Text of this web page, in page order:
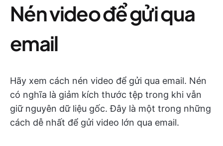
Nén video để gửi qua
email
Hãy xem cách nén video để gửi qua email. Nén
có nghĩa là giảm kích thước tệp trong khi vẫn
giữ nguyên dữ liệu gốc. Đây là một trong những
cách dễ nhất để gửi video lớn qua email.